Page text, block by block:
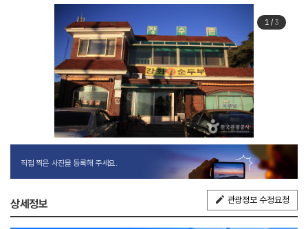
1/ 3
직접 찍은 사진을 등록해 주세요.
상세정보 관광정보 수정요청